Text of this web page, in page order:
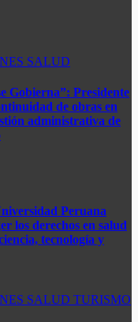
SALUD
Gobierna”: Presidente
de obras en
administrativa de
Peruana
los derechos en salud
tecnología y
SALUD TURISMO